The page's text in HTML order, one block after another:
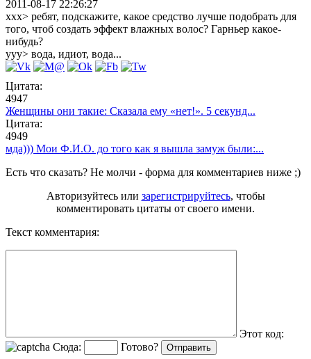
2011-08-17 22:26:27
xxx> ребят, подскажите, какое средство лучше подобрать для
того, чтоб создать эффект влажных волос? Гарньер какое-
нибудь?
yyy> вода, идиот, вода...
Цитата:
4947
Женщины они такие: Сказала ему «нет!». 5 секунд...
Цитата:
4949
мда))) Мои Ф.И.О. до того как я вышла замуж были:...
Есть что сказать? Не молчи - форма для комментариев ниже ;)
Авторизуйтесь или зарегистрируйтесь, чтобы
комментировать цитаты от своего имени.
Текст комментария:
Этот код:
Сюда:
Готово?